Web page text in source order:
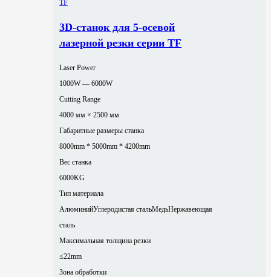
3D-станок для 5-осевой
лазерной резки серии TF
Laser Power
1000W — 6000W
Cutting Range
4000 мм × 2500 мм
Габаритные размеры станка
8000mm * 5000mm * 4200mm
Вес станка
6000KG
Тип материала
АлюминийУглеродистая стальМедьНержавеющая
сталь
Максимальная толщина резки
≤22mm
Зона обработки